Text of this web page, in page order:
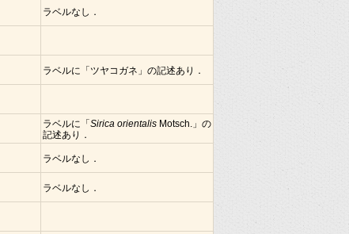
ラベルなし．
ラベルに「ツヤコガネ」の記述あり．
ラベルに「 Sirica orientalis Motsch.」の
記述あり．
ラベルなし．
ラベルなし．